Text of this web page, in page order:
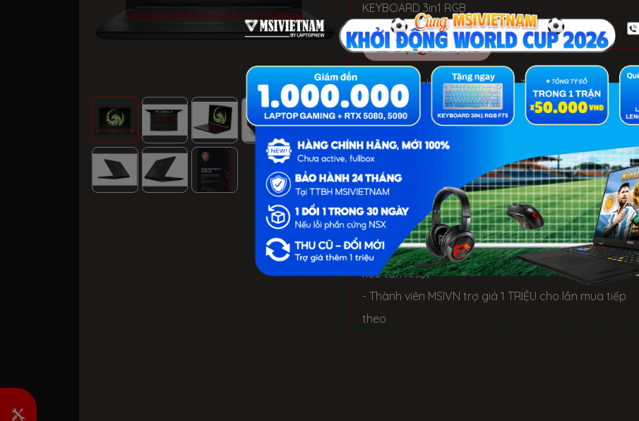
KEYBOARD 3in1 RGB
BỘ QUÀ TẶNG
✓ Hàng chính hãng, Mới 100%, Thùng hộp NSX
✓ Bảo hành 12 Tháng tại TTBH MSI toàn quốc
✓ 1 đổi 1 trong 30 ngày nếu lỗi phần cứng NSX
✓ Miễn phí 3 năm: cài đặt phần mềm và vệ sinh
LỢI ÍCH KHI MUA TẠI MSIVIETNAM
- 1 Đổi 1 trong 30 ngày nếu lỗi phần cứng NSX
- Miễn phí 3 Năm: cài đặt HĐH, Software, vệ sinh, thay
keo tản nhiệt
- Thành viên MSIVN trợ giá 1 TRIỆU cho lần mua tiếp
theo